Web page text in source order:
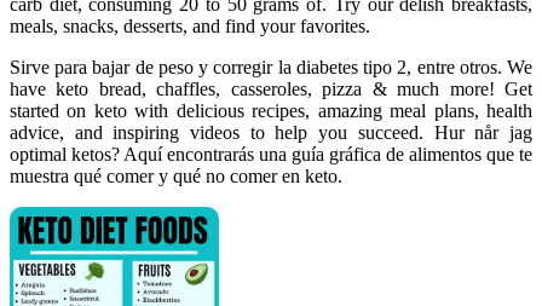
carb diet, consuming 20 to 50 grams of. Try our delish breakfasts,
meals, snacks, desserts, and find your favorites.
Sirve para bajar de peso y corregir la diabetes tipo 2, entre otros. We
have keto bread, chaffles, casseroles, pizza & much more! Get
started on keto with delicious recipes, amazing meal plans, health
advice, and inspiring videos to help you succeed. Hur når jag
optimal ketos? Aquí encontrarás una guía gráfica de alimentos que te
muestra qué comer y qué no comer en keto.